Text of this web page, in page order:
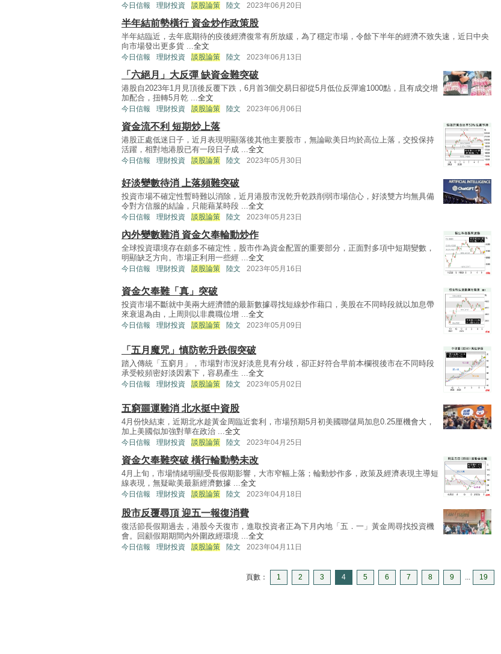
今日信報 理財投資 談股論策 陸文 2023年06月20日
半年結前勢橫行 資金炒作政策股
半年結臨近，去年底期待的疫後經濟復常有所放緩，為了穩定市場，令餘下半年的經濟不致失速，近日中央
向市場發出更多貨 ... 全文
今日信報 理財投資 談股論策 陸文 2023年06月13日
「六絕月」大反彈 缺資金難突破
港股自2023年1月見頂後反覆下跌，6月首3個交易日卻從5月低位反彈逾1000點，且有成交增
加配合，扭轉5月乾 ... 全文
今日信報 理財投資 談股論策 陸文 2023年06月06日
資金流不利 短期炒上落
港股正處低迷日子，近月表現明顯落後其他主要股市，無論歐美日均於高位上落，交投保持
活躍，相對地港股已有一段日子成 ... 全文
今日信報 理財投資 談股論策 陸文 2023年05月30日
好淡變數待消 上落頻難突破
投資市場不確定性暫時難以消除，近月港股市況乾升乾跌削弱市場信心，好淡雙方均無具備
令對方信服的結論，只能藉某時段 ... 全文
今日信報 理財投資 談股論策 陸文 2023年05月23日
內外變數難消 資金欠奉輪動炒作
全球投資環境存在頗多不確定性，股市作為資金配置的重要部分，正面對多項中短期變數，
明顯缺乏方向。市場正利用一些經 ... 全文
今日信報 理財投資 談股論策 陸文 2023年05月16日
資金欠奉難「真」突破
投資市場不斷就中美兩大經濟體的最新數據尋找短線炒作藉口，美股在不同時段就以加息帶
來衰退為由，上周則以非農職位增 ... 全文
今日信報 理財投資 談股論策 陸文 2023年05月09日
「五月魔咒」慎防乾升跌假突破
踏入傳統「五窮月」，市場對市況好淡意見有分歧，卻正好符合早前本欄視後市在不同時段
承受較頻密好淡因素下，容易產生 ... 全文
今日信報 理財投資 談股論策 陸文 2023年05月02日
五窮噩運難消 北水挺中資股
4月份快結束，近期北水趁黃金周臨近套利，市場預期5月初美國聯儲局加息0.25厘機會大，
加上美國似加強對華在政治 ... 全文
今日信報 理財投資 談股論策 陸文 2023年04月25日
資金欠奉難突破 橫行輪動勢未改
4月上旬，市場情緒明顯受長假期影響，大市窄幅上落；輪動炒作多，政策及經濟表現主導短
線表現，無疑歐美最新經濟數據 ... 全文
今日信報 理財投資 談股論策 陸文 2023年04月18日
股市反覆尋頂 迎五一報復消費
復活節長假期過去，港股今天復市，進取投資者正為下月內地「五．一」黃金周尋找投資機
會。回顧假期期間內外圍政經環境 ...全文
今日信報 理財投資 談股論策 陸文 2023年04月11日
頁數： 1 2 3 4 5 6 7 8 9 ... 19